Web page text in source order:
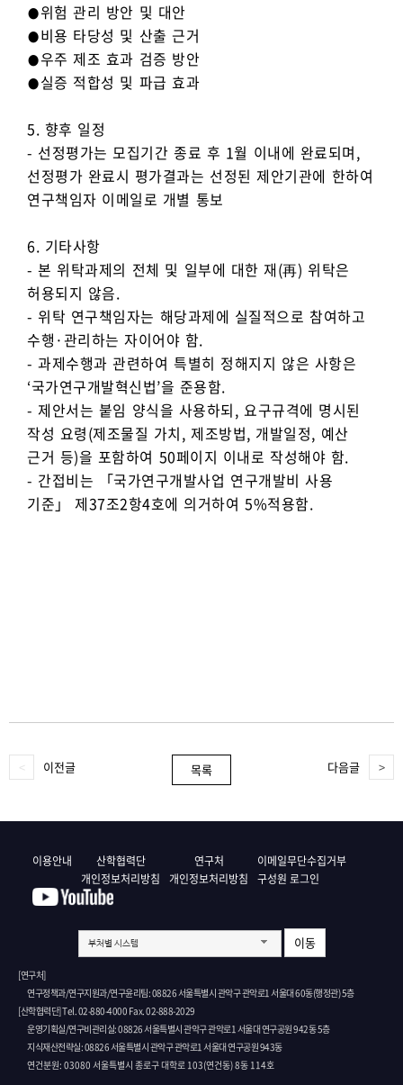
⦁위험 관리 방안 및 대안
⦁비용 타당성 및 산출 근거
⦁우주 제조 효과 검증 방안
⦁실증 적합성 및 파급 효과
5. 향후 일정
- 선정평가는 모집기간 종료 후 1월 이내에 완료되며,
선정평가 완료시 평가결과는 선정된 제안기관에 한하여
연구책임자 이메일로 개별 통보
6. 기타사항
- 본 위탁과제의 전체 및 일부에 대한 재(再) 위탁은
허용되지 않음.
- 위탁 연구책임자는 해당과제에 실질적으로 참여하고
수행·관리하는 자이어야 함.
- 과제수행과 관련하여 특별히 정해지지 않은 사항은
‘국가연구개발혁신법’을 준용함.
- 제안서는 붙임 양식을 사용하되, 요구규격에 명시된
작성 요령(제조물질 가치, 제조방법, 개발일정, 예산
근거 등)을 포함하여 50페이지 이내로 작성해야 함.
- 간접비는 「국가연구개발사업 연구개발비 사용
기준」 제37조2항4호에 의거하여 5%적용함.
이전글 목록 다음글
이용안내
산학협력단
개인정보처리방침
연구처
개인정보처리방침
이메일무단수집거부
구성원 로그인
부처별 시스템 이동
[연구처]
연구정책과/연구지원과/연구윤리팀: 08826 서울특별시 관악구 관악로1 서울대 60동(행정관) 5층
[산학협력단] Tel. 02-880-4000 Fax. 02-888-2029
운영기획실/연구비관리실: 08826 서울특별시 관악구 관악로1 서울대 연구공원 942동 5층
지식재산전략실: 08826 서울특별시 관악구 관악로1 서울대 연구공원 943동
연건분원: 03080 서울특별시 종로구 대학로 103(연건동) 8동 114호